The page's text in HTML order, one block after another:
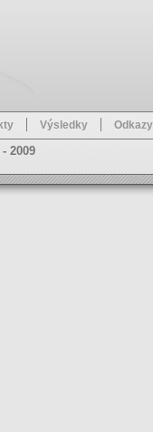
Výsledky Odkazy
2009